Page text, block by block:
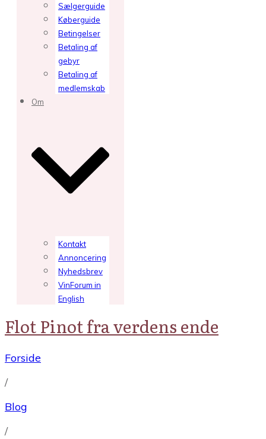
Sælgerguide
Køberguide
Betingelser
Betaling af
gebyr
Betaling af
medlemskab
Om
Kontakt
Annoncering
Nyhedsbrev
VinForum in
English
Flot Pinot fra verdens ende
Forside
/
Blog
/